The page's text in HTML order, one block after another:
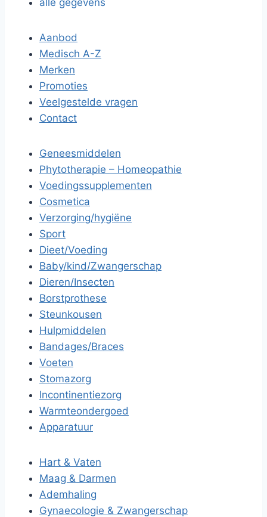
alle gegevens
Aanbod
Medisch A-Z
Merken
Promoties
Veelgestelde vragen
Contact
Geneesmiddelen
Phytotherapie – Homeopathie
Voedingssupplementen
Cosmetica
Verzorging/hygiëne
Sport
Dieet/Voeding
Baby/kind/Zwangerschap
Dieren/Insecten
Borstprothese
Steunkousen
Hulpmiddelen
Bandages/Braces
Voeten
Stomazorg
Incontinentiezorg
Warmteondergoed
Apparatuur
Hart & Vaten
Maag & Darmen
Ademhaling
Gynaecologie & Zwangerschap